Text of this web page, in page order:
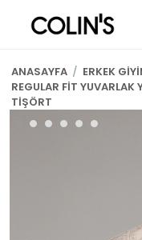
ANASAYFA / ERKEK
REGULAR FİT YUVARLAK
TİŞÖRT